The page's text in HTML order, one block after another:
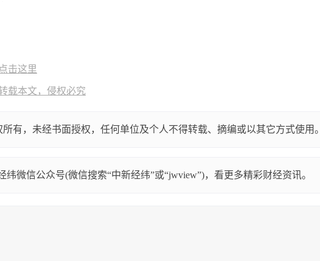
击这里
载本文，侵权必究
有，未经书面授权，任何单位及个人不得转载、摘编或以其它方式使用。
纬微信公众号(微信搜索“中新经纬”或“jwview”)，看更多精彩财经资讯。